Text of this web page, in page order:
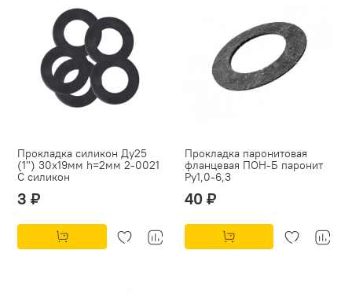
Прокладка силикон Ду25
(1") 30х19мм h=2мм 2-0021
С силикон
3 ₽
Прокладка паронитовая
фланцевая ПОН-Б паронит
Py1,0-6,3
40 ₽